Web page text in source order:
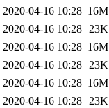
2020-04-16 10:28 16M
2020-04-16 10:28 23K
2020-04-16 10:28 16M
2020-04-16 10:28 23K
2020-04-16 10:28 16M
2020-04-16 10:28 23K